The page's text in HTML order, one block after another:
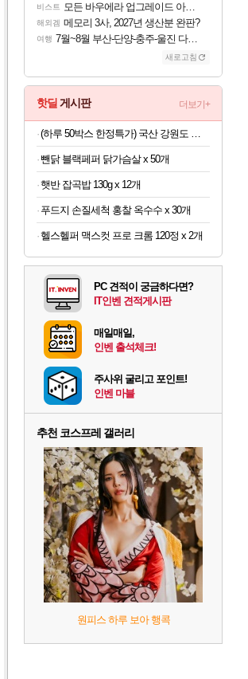
비스트 모든 바우에라 업그레이드 아이템 획득 위치 공략 (89개)
해외겜 메모리 3사, 2027년 생산분 완판?
여행 7월~8월 부산-단양-충주-울진 다녀왔어요~
새로고침
핫딜 게시판 더보기+
뺀닭 블랙페퍼 닭가슴살 x 50개
햇반 잡곡밥 130g x 12개
푸드지 손질세척 홍찰 옥수수 x 30개
헬스헬퍼 맥스컷 프로 크롬 120정 x 2개
PC 견적이 궁금하다면?
IT인벤 견적게시판
매일매일,
인벤 출석체크!
주사위 굴리고 포인트!
인벤 마블
추천 코스프레 갤러리
원피스 하루 보아 행콕